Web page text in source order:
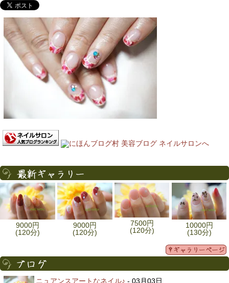
9000円
(120分)
9000円
(120分)
7500円
(120分)
10000円
(130分)
ニュアンスアートなネイル♪ - 03月03日